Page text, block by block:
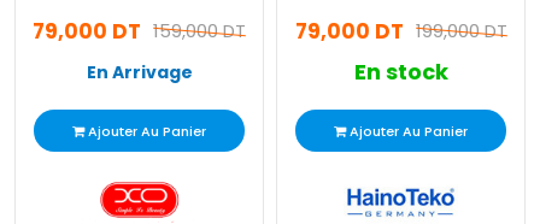
159,000 DT
79,000 DT
En Arrivage
Ajouter Au Panier
199,000 DT
79,000 DT
En stock
Ajouter Au Panier